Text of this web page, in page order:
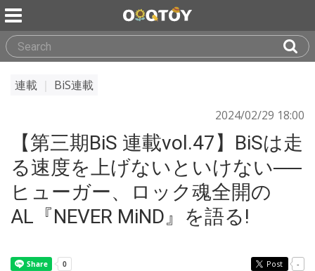
連載
BiS連載
2024/02/29 18:00
【第三期BiS 連載vol.47】BiSは走
る速度を上げないといけない──
ヒューガー、ロック魂全開の
AL『NEVER MiND』を語る!
Post -